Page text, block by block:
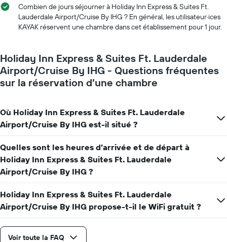
avant
séjour
Sur
1
axe
Y
indiquent
prix
moyen
d'une
chambre
Combien de jours séjourner à Holiday Inn Express & Suites Ft.
Lauderdale Airport/Cruise By IHG ? En général, les utilisateur·ices
KAYAK réservent une chambre dans cet établissement pour 1 jour.
Holiday Inn Express & Suites Ft. Lauderdale
Airport/Cruise By IHG - Questions fréquentes
sur la réservation d’une chambre
Où Holiday Inn Express & Suites Ft. Lauderdale
Airport/Cruise By IHG est-il situé ?
Quelles sont les heures d’arrivée et de départ à
Holiday Inn Express & Suites Ft. Lauderdale
Airport/Cruise By IHG ?
Holiday Inn Express & Suites Ft. Lauderdale
Airport/Cruise By IHG propose-t-il le WiFi gratuit ?
Voir toute la FAQ